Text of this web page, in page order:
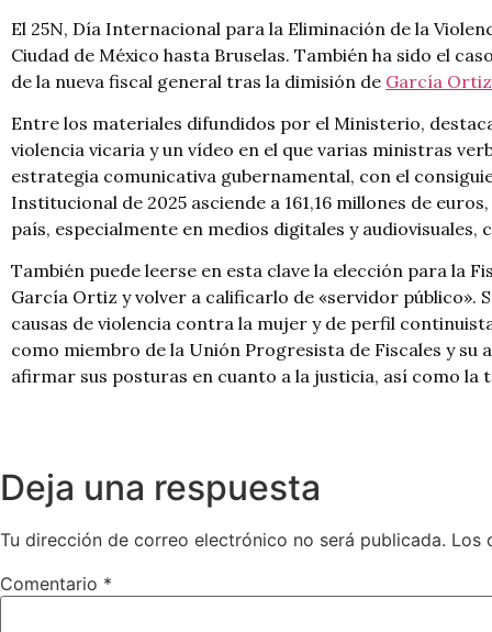
El 25N, Día Internacional para la Eliminación de la
Ciudad de México hasta Bruselas. También ha sido el
de la nueva fiscal general tras la dimisión de García Ortiz
Entre los materiales difundidos por el Ministerio,
violencia vicaria y un vídeo en el que varias ministras
estrategia comunicativa gubernamental, con el
Institucional de 2025 asciende a 161,16 millones de
país, especialmente en medios digitales y
También puede leerse en esta clave la elección para la
García Ortiz y volver a calificarlo de «servidor público».
causas de violencia contra la mujer y de perfil
como miembro de la Unión Progresista de Fiscales y su
afirmar sus posturas en cuanto a la justicia, así como la
Deja una respuesta
Tu dirección de correo electrónico no será publicada. Los
Comentario *